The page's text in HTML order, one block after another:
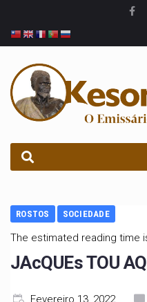
ROSTOS SOCIEDADE
The estimated reading time
JAcQUEs TOU
Fevereiro 13, 2022
PROCURAR